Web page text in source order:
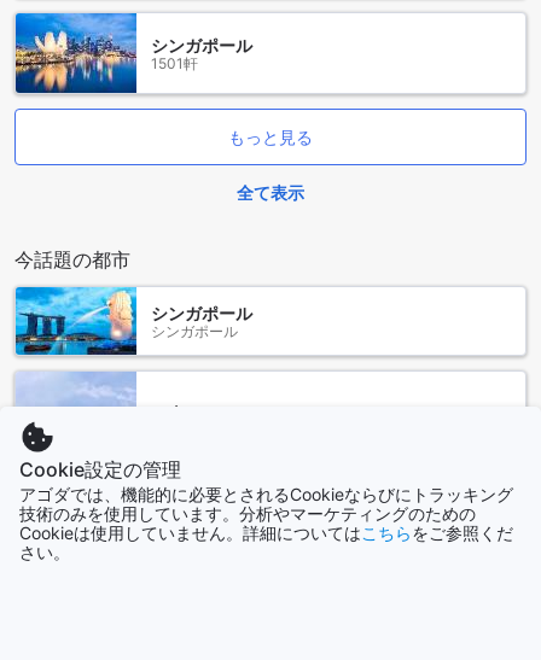
をサポートする便利な施設が充実しています。全ての客室で
無料Wi-Fiが利用できるため、ビジネスでの利用や旅行中の情
報収集もスムーズに行えます。高速インターネット接続によ
り、リモートワークやオンライン会議も問題なく行えるた
め、ビジネス利用のお客様にも最適です。
さらに、アパートメント内にはランドリーサービスも完備さ
るのは大きな魅力です。清潔で快適な環境を維持しながら、
自由な時間を楽しむことができるため、観光やビジネスの合
便利な交通施設で快適な滞在をサポートする［アイ シティ］
アパートメント
［アイ シティ］アパートメントでは、旅行者の皆様にとって
嬉しい交通施設が整っています。空港からの便利な送迎サー
ビスを提供しており、到着時や出発時にストレスを感じるこ
ことで、初めての訪問でも安心して滞在を楽しむことができ
るでしょう。
さらに、周辺の観光地を巡るツアーも手配可能で、地元の魅
力を存分に体験するチャンスが広がります。自家用車をお持
ちの方には嬉しい、無料の駐車場も完備しており、車でのア
クセスも非常に便利です。これらの交通施設を活用して、シ
シンガポール
1501軒
もっと見る
全て表示
今話題の都市
シンガポール
シンガポール
ソウル
ロサンゼルス（CA）
アメリカ合衆国
Cookie設定の管理
アゴダでは、機能的に必要とされるCookieならびにトラッキング
技術のみを使用しています。分析やマーケティングのための
Cookieは使用していません。詳細についてはこちらをご参照くだ
さい。